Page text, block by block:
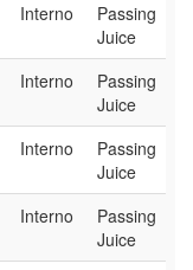
Interno
Passing
Juice
Interno
Passing
Juice
Interno
Passing
Juice
Interno
Passing
Juice